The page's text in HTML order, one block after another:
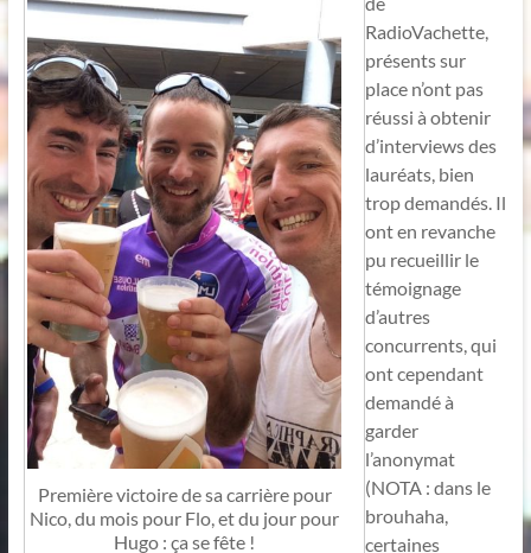
Première victoire de sa carrière pour
Nico, du mois pour Flo, et du jour pour
Hugo : ça se fête !
RadioVachette,
présents sur
place n’ont pas
réussi à obtenir
d’interviews des
lauréats, bien
trop demandés. Il
ont en revanche
pu recueillir le
témoignage
d’autres
concurrents, qui
ont cependant
demandé à
garder
l’anonymat
(NOTA : dans le
brouhaha,
certaines